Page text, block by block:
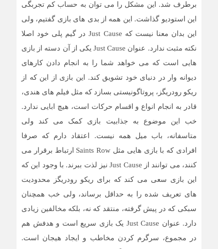
برطرف شد. این مشکل را می توان به حساب کم تجربگی
این استودیو گذاشت. این همه از بدی های بازی گفتیم، ولی
این بدان معنا نیست که Just Cause در گیم پلی خود اصلا
نکته مثبت ندارد. عنوان Just Cause یکی از آن دسته از بازی
هایی است که می خواهد شما را به انجام دادن کارهای
دیوانه وار در دنیای خود تشویق کند. این بازی از این که از
ریکو رودریگز، پروتاگونیستی بسازد که مثل فیلم های هندی،
قادر به انجام انواع و اقسام حرکات است، هیچ ابایی ندارد.
خب این موضوع به جذابیت بازی کمک می کند ولی
متاسفانه، باب میل همه نیست. اعتقاد دارم که صرفا
افرادی که با بازی هایی مثل Saints Row ارتباط برقرار می
کنند، می توانند از Just Cause نیز لذت ببرند. با وجود این که
این بازی سعی می کند که برای ریکو رودریگز محدودیت
های تعریف شده را به حداقل برساند، ولی خب همچنان
سبکی که در پیش گرفته، منتقد که نه، بلکه مخالفین زیادی
دارد. عنوان Just Cause یک بازی سریع است و هدفش هم
در مجموع، سرگرم کردن مخاطب و ایجاد هیجان است.